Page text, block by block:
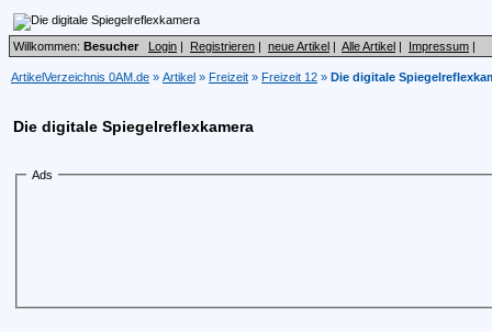
Willkommen: Besucher Login | Registrieren | neue Artikel | Alle Artikel | Impressum |
ArtikelVerzeichnis 0AM.de » Artikel » Freizeit » Freizeit 12 » Die digitale
Die digitale Spiegelreflexkamera
Ads